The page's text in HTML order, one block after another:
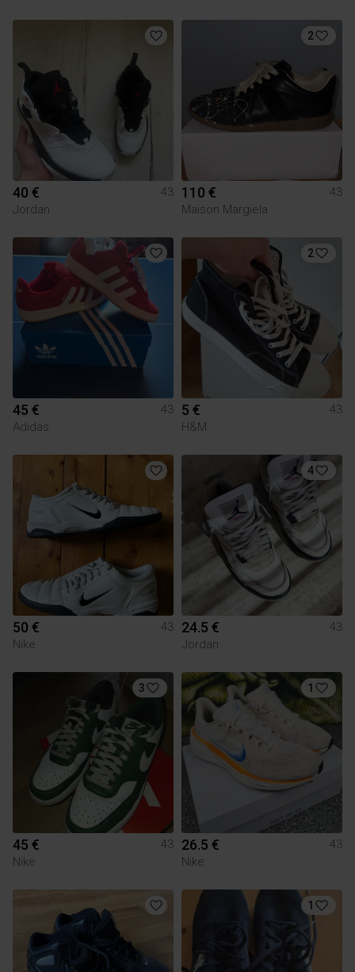
40 €
43
Jordan
2
110 €
43
Maison Margiela
45 €
43
Adidas
2
5 €
43
H&M
50 €
43
Nike
4
24.5 €
43
Jordan
3
45 €
43
Nike
1
26.5 €
43
Nike
1